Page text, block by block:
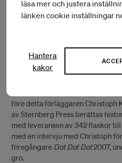
För tretton år sedan började två
redaktörer, arbetande under
före detta förläggaren Christoph
av Sternberg Press berättas
med leveransen av 342 flaskor
med en intervju med Christoph
föregångare Dot Dot Dot2007,
gro.
läsa mer och justera
länken cookie inställningar
Hantera
kakor